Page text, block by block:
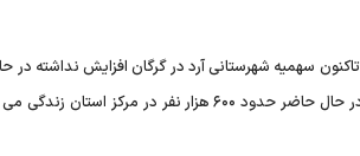
وی همچنین عدم افزایش سهمیه آرد را از علل دیگر شلوغی نان دانست و افزود: از سال ۱۳۹۵ تاکنون سهمیه شهرستانی آرد در گرگان افزایش
آن سال تاکنون افرادی که به صورت قانونی و غیرقانونی وارد استان شدند قابل توجه است، در حال حاضر حدود ۶۰۰ هزار نفر